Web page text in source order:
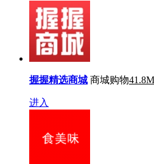
握握精选商城 商城购物
进入